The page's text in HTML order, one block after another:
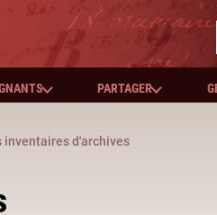
PARTAGER
inventaires d'archives